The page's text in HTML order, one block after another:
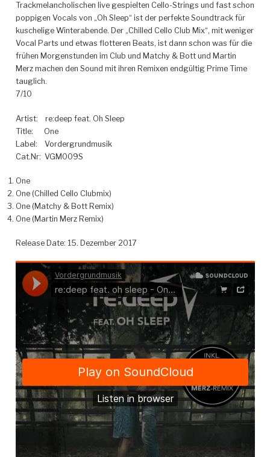
Trackmelancholischen live gespielten Cello-Strings und fast schon
poppigen Vocals von „Oh Sleep“ ist der perfekte Soundtrack für
kuschelige Winterabende. Der „Chilled Cello Club Mix“, mit weniger
Vocal Parts und etwas flotteren Beats, ist dann schon was für die
frühen Morgenstunden im Club und Matchy & Bott und Martin
Merz machen den Sound mit ihren Remixen endgültig Prime Time
tauglich.
7/10
Artist: re:deep feat. Oh Sleep
Title: One
Label: Vordergrundmusik
Cat.Nr: VGM009S
One
One (Chilled Cello Clubmix)
One (Matchy & Bott Remix)
One (Martin Merz Remix)
Release Date: 15. Dezember 2017